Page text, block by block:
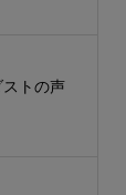
トの声